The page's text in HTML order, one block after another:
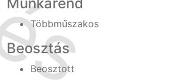
Többműszakos
Beosztás
Beosztott